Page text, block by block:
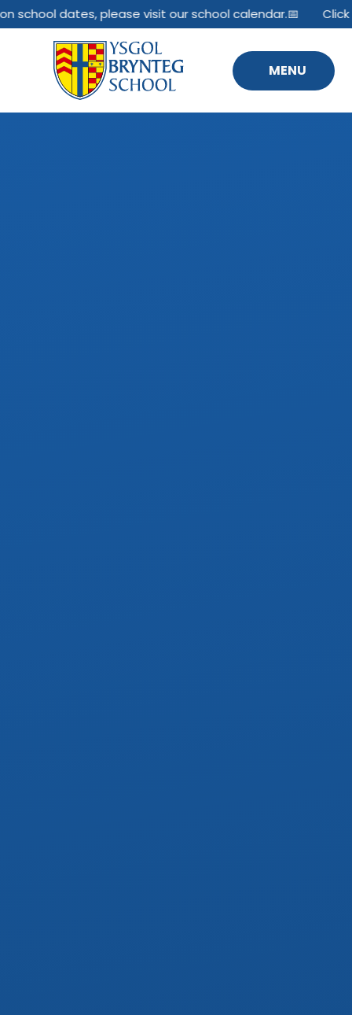
Skip to content ↓
school dates, please visit our school calendar.📅 Click
MENU